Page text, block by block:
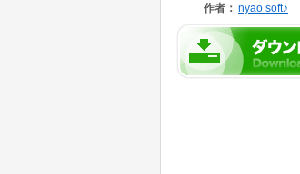
作者： nyao soft♪